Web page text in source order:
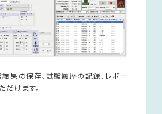
果の保存、試験履歴の記録、レポー
だけます。